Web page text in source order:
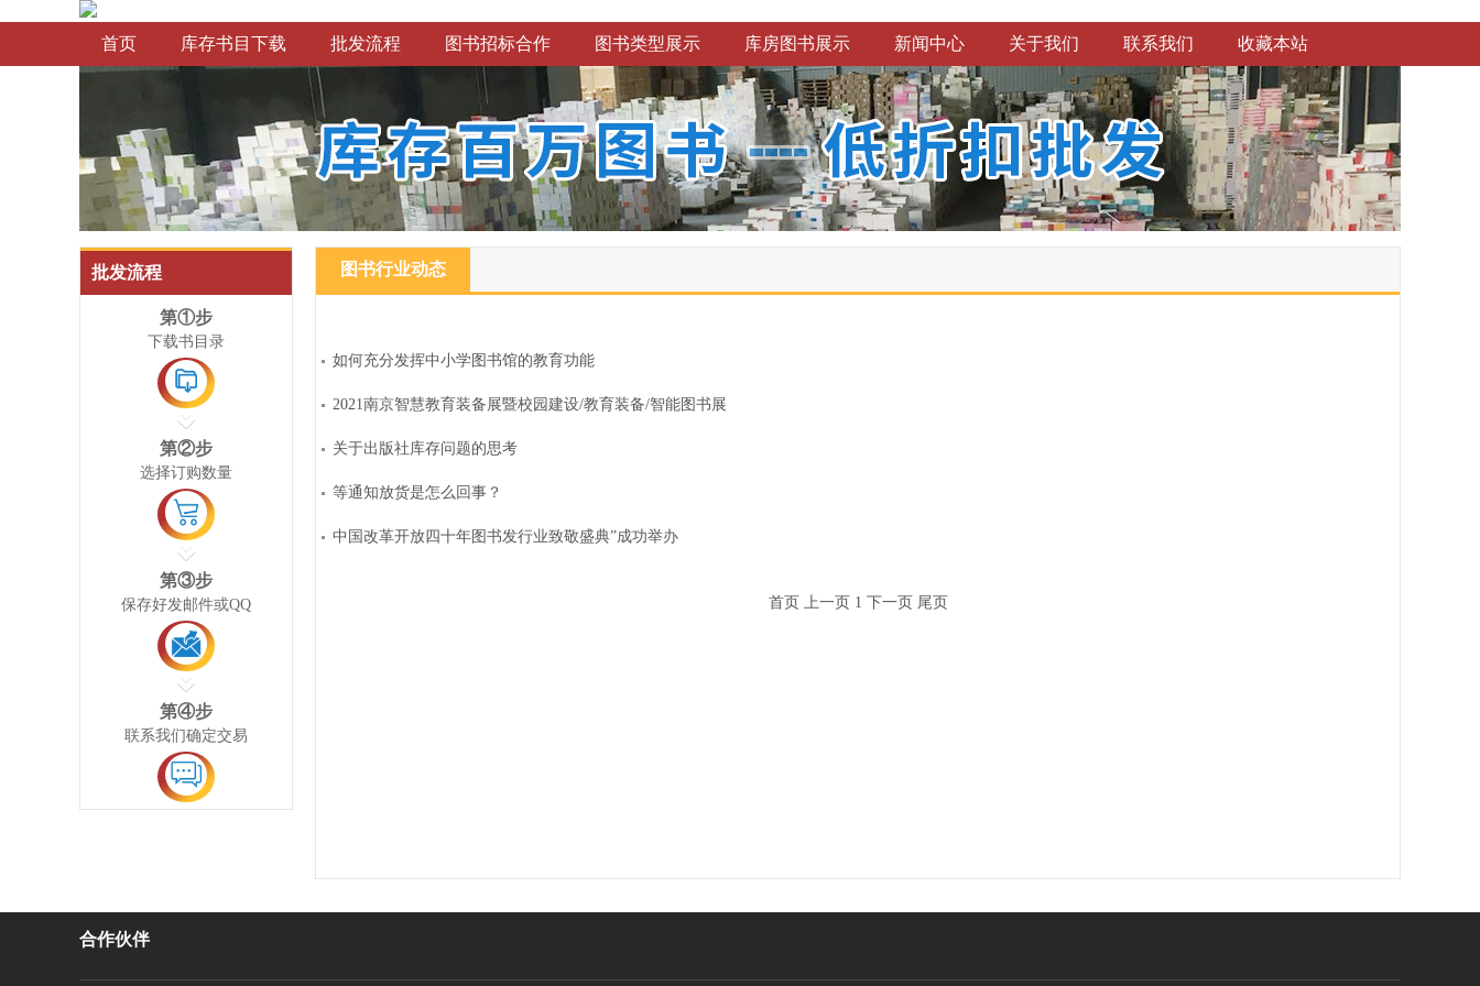
首页 库存书目下载 批发流程 图书招标合作 图书类型展示 库房图书展示 新闻中心 关于我们 联系我们 收藏本站
批发流程
第①步
下载书目录
第②步
选择订购数量
第③步
保存好发邮件或QQ
第④步
联系我们确定交易
图书行业动态
如何充分发挥中小学图书馆的教育功能
2021南京智慧教育装备展暨校园建设/教育装备/智能图书展
关于出版社库存问题的思考
等通知放货是怎么回事？
中国改革开放四十年图书发行业致敬盛典”成功举办
首页 上一页 1 下一页 尾页
合作伙伴